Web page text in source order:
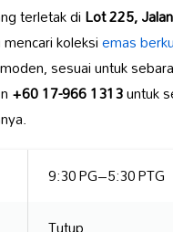
terletak diLot 225,
koleksiemas
sesuai untuk
+60 17-966 1313untuk
9:30 PG–5:30 PTG